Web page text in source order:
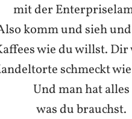
mit der
komm und sieh
wie du willst.
schmeckt
Und man hat alles
was du brauchst.